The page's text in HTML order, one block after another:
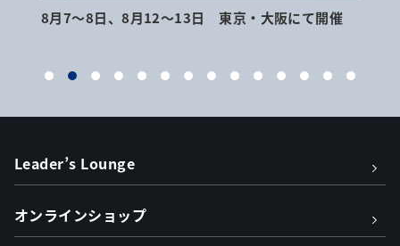
8月7～8日、8月12～13日 東京・大阪にて開催
Leader’s Lounge
オンラインショップ